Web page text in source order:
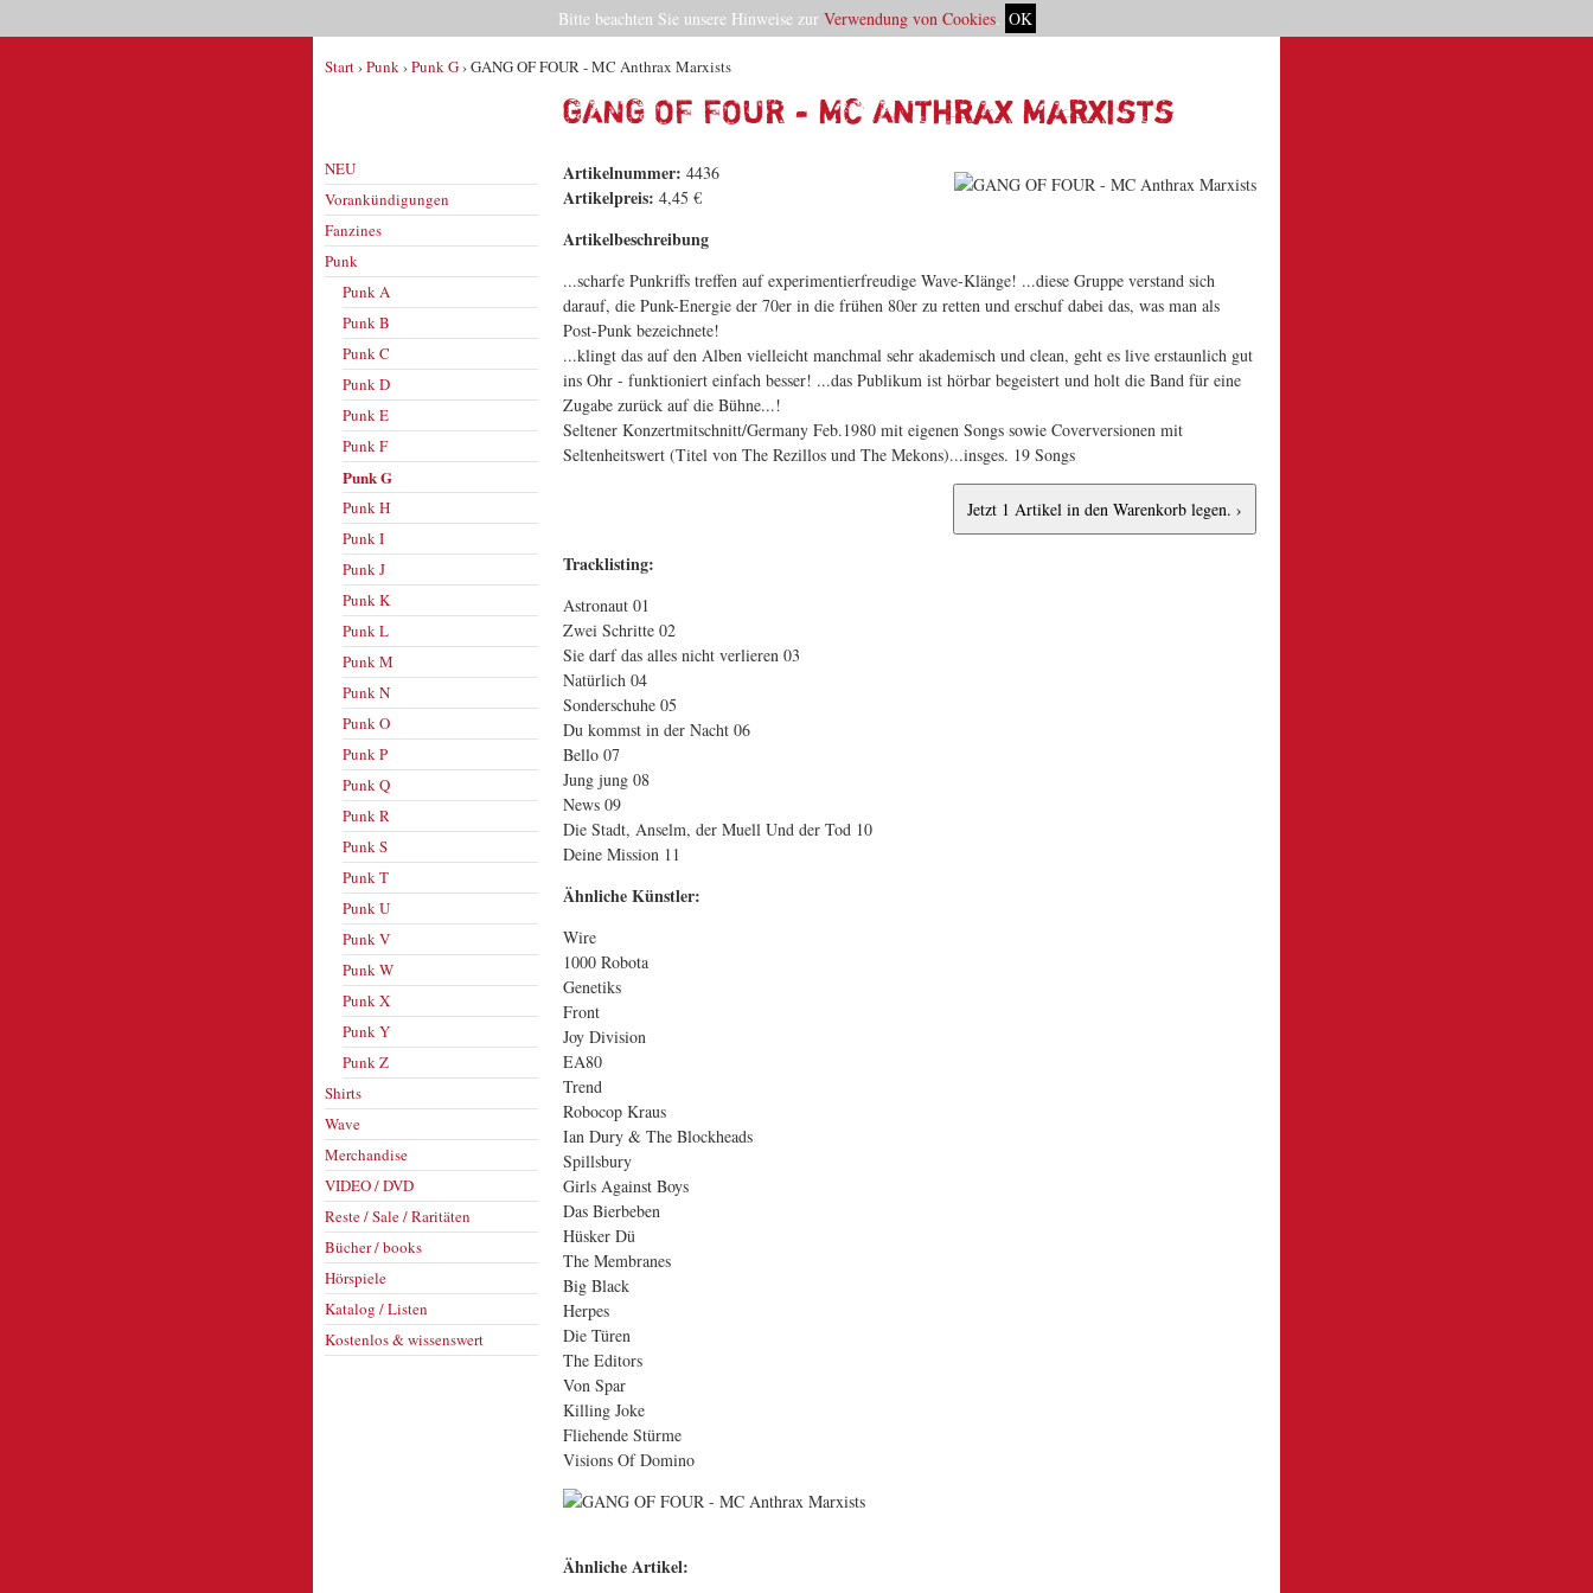
Start›Punk›Punk G› GANG OF FOUR - MC Anthrax Marxists
GANG OF FOUR - MC Anthrax Marxists
NEU
Vorankündigungen
Fanzines
Punk
Punk A
Punk B
Punk C
Punk D
Punk E
Punk F
Punk G
Punk H
Punk I
Punk J
Punk K
Punk L
Punk M
Punk N
Punk O
Punk P
Punk Q
Punk R
Punk S
Punk T
Punk U
Punk V
Punk W
Punk X
Punk Y
Punk Z
Shirts
Wave
Merchandise
VIDEO / DVD
Reste / Sale / Raritäten
Bücher / books
Hörspiele
Katalog / Listen
Kostenlos & wissenswert
Artikelnummer: 4436
Artikelpreis: 4,45 €
Artikelbeschreibung
...scharfe Punkriffs treffen auf experimentierfreudige Wave-Klänge! ...diese Gruppe verstand sich
darauf, die Punk-Energie der 70er in die frühen 80er zu retten und erschuf dabei das, was man als
Post-Punk bezeichnete!
...klingt das auf den Alben vielleicht manchmal sehr akademisch und clean, geht es live erstaunlich gut
ins Ohr - funktioniert einfach besser! ...das Publikum ist hörbar begeistert und holt die Band für eine
Zugabe zurück auf die Bühne...!
Seltener Konzertmitschnitt/Germany Feb.1980 mit eigenen Songs sowie Coverversionen mit
Seltenheitswert (Titel von The Rezillos und The Mekons)...insges. 19 Songs
Tracklisting:
Astronaut 01
Zwei Schritte 02
Sie darf das alles nicht verlieren 03
Natürlich 04
Sonderschuhe 05
Du kommst in der Nacht 06
Bello 07
Jung jung 08
News 09
Die Stadt, Anselm, der Muell Und der Tod 10
Deine Mission 11
Ähnliche Künstler:
Wire
1000 Robota
Genetiks
Front
Joy Division
EA80
Trend
Robocop Kraus
Ian Dury & The Blockheads
Spillsbury
Girls Against Boys
Das Bierbeben
Hüsker Dü
The Membranes
Big Black
Herpes
Die Türen
The Editors
Von Spar
Killing Joke
Fliehende Stürme
Visions Of Domino
Ähnliche Artikel:
Bitte beachten Sie unsere Hinweise zur Verwendung von Cookies. OK